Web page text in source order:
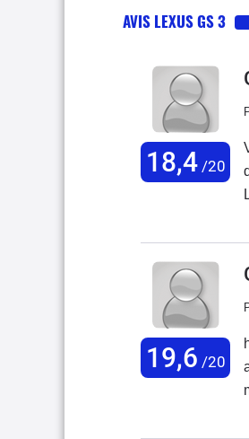
AVIS LEXUS GS 3
18,4/20
19,6 /20